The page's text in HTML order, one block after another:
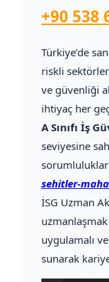
+90 538
Türkiye’de
riskli
ve güvenliği
ihtiyaç her
A Sınıfı İş
seviyesine
sehitler-
İSG Uzman
uygulamalı
sunarak